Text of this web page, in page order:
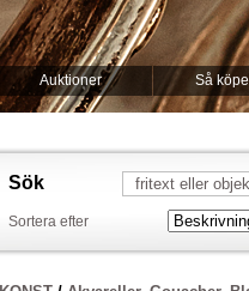
Auktioner Så
Sök
Sortera efter